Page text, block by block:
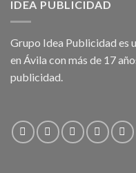
IDEA PUBLICIDAD
Grupo Idea Publicidad es
en Ávila con más de 17
publicidad.